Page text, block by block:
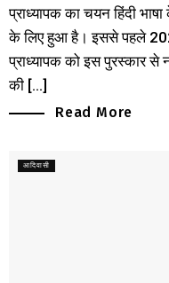
प्राध्यापक का चयन हिंदी
के लिए हुआ है। इससे पहले
प्राध्यापक को इस पुरस्कार से
की [...]
Read More
आदिवासी